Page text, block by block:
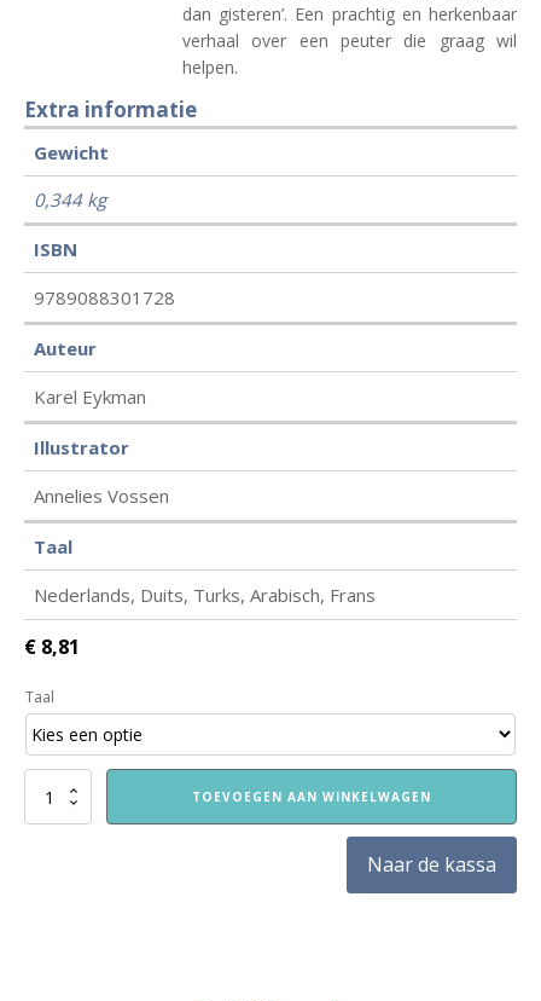
dan gisteren’. Een prachtig en herkenbaar
verhaal over een peuter die graag wil
helpen.
Extra informatie
Gewicht
0,344 kg
ISBN
9789088301728
Auteur
Karel Eykman
Illustrator
Annelies Vossen
Taal
Nederlands, Duits, Turks, Arabisch, Frans
€ 8,81
Taal
TOEVOEGEN AAN WINKELWAGEN
Naar de kassa